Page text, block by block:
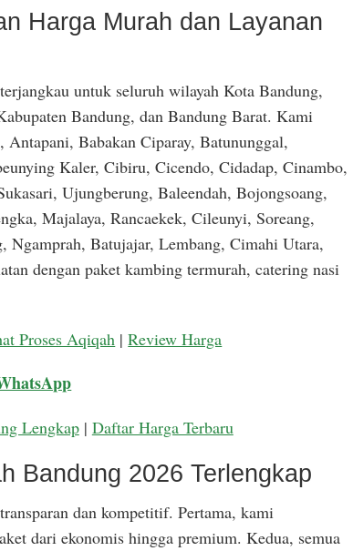
Harga Murah dan Layanan
untuk seluruh wilayah Kota Bandung,
Bandung, dan Bandung Barat. Kami
Antapani, Babakan Ciparay, Batununggal,
Kaler, Cibiru, Cicendo, Cidadap, Cinambo,
Ujungberung, Baleendah, Bojongsoang,
Majalaya, Rancaekek, Cileunyi, Soreang,
Ngamprah, Batujajar, Lembang, Cimahi Utara,
dengan paket kambing termurah, catering nasi
Proses Aqiqah |Review Harga
Lengkap| Daftar Harga Terbaru
Bandung 2026 Terlengkap
dan kompetitif. Pertama, kami
dari ekonomis hingga premium. Kedua, semua